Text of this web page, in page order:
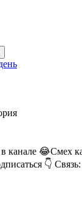
канале 😂Смех
👇